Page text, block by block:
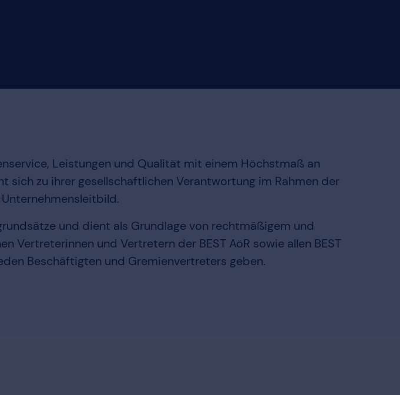
Leistungen und Qualität mit einem Höchstmaß an
sich zu ihrer gesellschaftlichen Verantwortung im Rahmen der
und dient als Grundlage von rechtmäßigem und
Vertreterinnen und Vertretern der BEST AöR sowie allen BEST
Beschäftigten und Gremienvertreters geben.